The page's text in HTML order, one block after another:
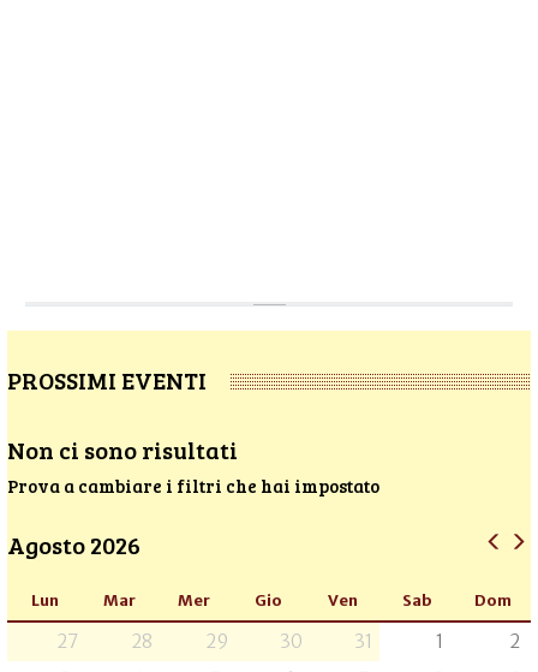
PROSSIMI EVENTI
Non ci sono risultati
Prova a cambiare i filtri che hai impostato
Agosto 2026
Lun Mar Mer Gio Ven Sab Dom
27 28 29 30 31 1
2